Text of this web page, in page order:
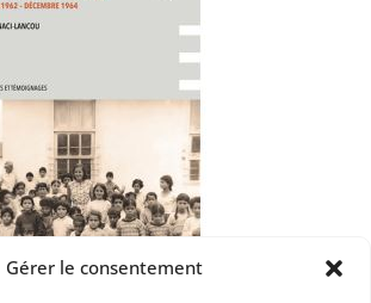
Gérer le consentement